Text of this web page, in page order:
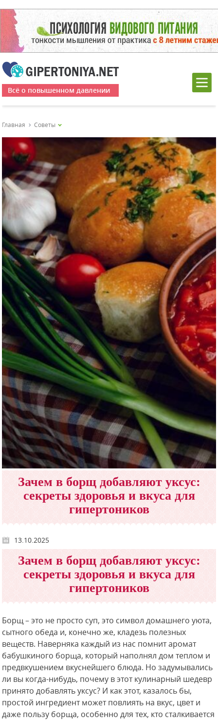
Всё о повышенном давлении
Главная Советы
Зачем в борщ добавляют уксус:
секреты здоровья и вкуса для
гипертоников
13.10.2025
Зачем в борщ добавляют уксус:
секреты здоровья и вкуса для
гипертоников
Борщ – это не просто суп, это символ домашнего уюта,
сытного обеда и, конечно же, кладезь полезных
веществ. Наверняка каждый из нас помнит аромат
бабушкиного борща, который наполнял дом теплом и
предвкушением вкуснейшего блюда. Но задумывались
ли вы когда-нибудь, почему в этот кулинарный шедевр
принято добавлять уксус? И как этот, казалось бы,
простой ингредиент может повлиять на вкус, цвет и
даже пользу борща, особенно для тех, кто сталкивается